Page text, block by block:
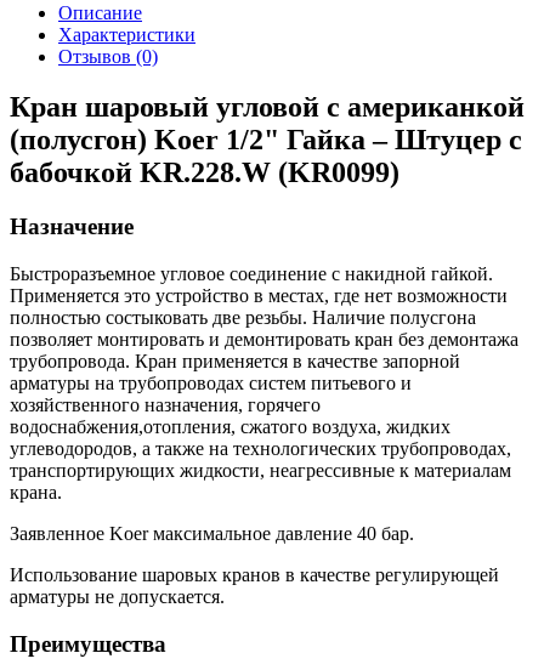
Описание
Характеристики
Отзывов (0)
Кран шаровый угловой с американкой
(полусгон) Koer 1/2" Гайка – Штуцер с
бабочкой KR.228.W (KR0099)
Назначение
Быстроразъемное угловое соединение с накидной гайкой.
Применяется это устройство в местах, где нет возможности
полностью состыковать две резьбы. Наличие полусгона
позволяет монтировать и демонтировать кран без демонтажа
трубопровода. Кран применяется в качестве запорной
арматуры на трубопроводах систем питьевого и
хозяйственного назначения, горячего
водоснабжения,отопления, сжатого воздуха, жидких
углеводородов, а также на технологических трубопроводах,
транспортирующих жидкости, неагрессивные к материалам
крана.
Заявленное Koer максимальное давление 40 бар.
Использование шаровых кранов в качестве регулирующей
арматуры не допускается.
Преимущества